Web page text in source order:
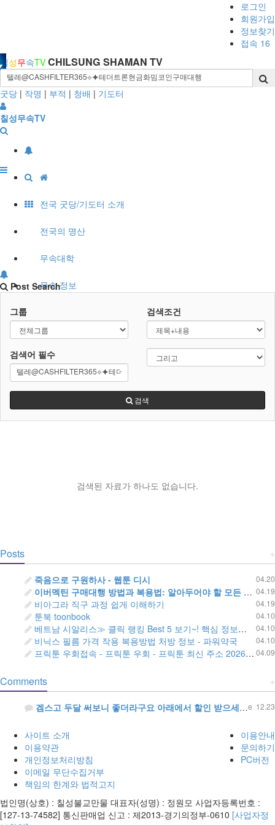
로그인
회원가입
정보찾기
접속 16
칠성무속TV CHILSUNG SHAMAN TV
굿당 | 작명 | 부적 | 청배 | 기도터
칠성무속TV
전국 굿당/기도터 소개
전국의 명산
무속대학
무속 정보
굿 물품업체
Post Search
그룹 검색조건
검색어 필수
검색
검색된 자료가 하나도 없습니다.
+
Posts
04.20
죽음으로 구원하사 - 웹툰 디시
04.19
이버멕틴 구매대행 방법과 복용법: 알아두어야 할 모든 것 - 러시아 직구 우라몰 ulAg9.top
04.19
비아그라 직구 과정 쉽게 이해하기
04.10
툰북 toonbook
04.10
베트남 시알리스≫ 클릭 랭킹 Best 5 보기~! 핵심 정보만 모아서 소개합니다 - 정력원
04.10
비닉스 필름 가격 작용 복용방법 처방 정보 - 파워약국
04.09
프릭툰 우회접속 - 프릭툰 우회 - 프릭툰 최신 주소 2026 - vmflrxns
+
Comments
e 12.23
겜스고 두달 써보니 좋더라구요 아래에서 할인 받으세요~ http://gamsgone.com
사이트 소개
이용약관
개인정보처리방침
이메일 무단수집거부
책임의 한계와 법적고지
이용안내
문의하기
PC버전
법인명(상호) : 칠성불교만물 대표자(성명) : 정원모 사업자등록번호 :
[127-13-74582] 통신판매업 신고 : 제2013-경기의정부-0610 [사업자정